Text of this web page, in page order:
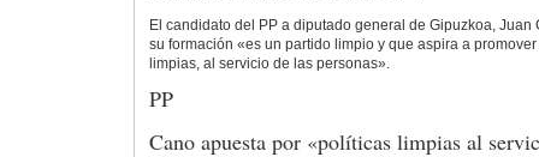
El candidato del PP a diputado general de Gipuzkoa, Juan
su formación «es un partido limpio y que aspira a
limpias, al servicio de las personas».
PP
Cano apuesta por «políticas limpias al